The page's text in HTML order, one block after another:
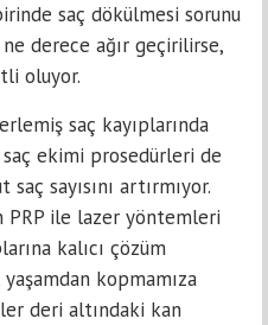
saç dökülmesi sorunu
derece ağır geçirilirse,
oluyor.
saç kayıplarında
ekimi prosedürleri de
sayısını artırmıyor.
PRP ile lazer yöntemleri
kalıcı çözüm
kopmamıza
deri altındaki kan